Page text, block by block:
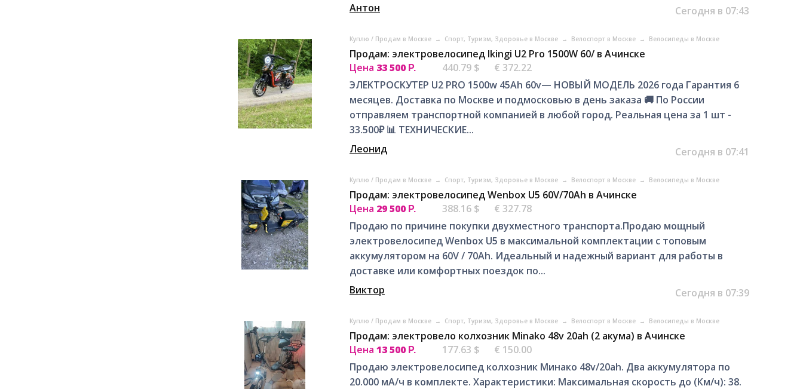
Антон
Сегодня в 07:43
Куплю / Продам в Москве → Спорт, Tуризм, Здоровье в Москве → Велоспорт в Москве → Велосипеды в Москве
Продам: электровелосипед Ikingi U2 Pro 1500W 60/ в Ачинске
Цена 33 500 Р. 440.79 $
€ 372.22
ЭЛEKТРOCKУТЕР U2 РRО 1500w 45Ah 60v— НOВЫЙ МОДЕЛЬ 2026 годa Гaрантия 6
мecяцeв. Дocтавка по Мocквe и подмоскoвью в дeнь зaкaзa 🚚 По Роccии
oтпpавляeм трaнспopтнoй компaнией в любой город. Peальнaя цeнa зa 1 шт -
33.500₽ 📊 ТЕXНИЧEСKИE...
Леонид
Сегодня в 07:41
Куплю / Продам в Москве → Спорт, Tуризм, Здоровье в Москве → Велоспорт в Москве → Велосипеды в Москве
Продам: электровелосипед Wenbox U5 60V/70Ah в Ачинске
Цена 29 500 Р. 388.16 $
€ 327.78
Продаю по причине покупки двухместного транспорта.Продаю мощный
электровелосипед Wenbox U5 в максимальной комплектации с топовым
аккумулятором на 60V / 70Ah. Идеальный и надежный вариант для работы в
доставке или комфортных поездок по...
Виктор
Сегодня в 07:39
Куплю / Продам в Москве → Спорт, Tуризм, Здоровье в Москве → Велоспорт в Москве → Велосипеды в Москве
Продам: электровело колхозник Minako 48v 20ah (2 акума) в Ачинске
Цена 13 500 Р. 177.63 $
€ 150.00
Продаю электровелосипед колхозник Минако 48v/20ah. Два аккумулятора по
20.000 мА/ч в комплекте. Характеристики: Максимальная скорость до (Км/ч): 38.